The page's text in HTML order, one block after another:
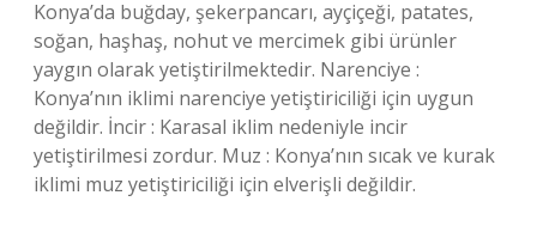
Konya’da buğday, şekerpancarı, ayçiçeği, patates,
soğan, haşhaş, nohut ve mercimek gibi ürünler
yaygın olarak yetiştirilmektedir. Narenciye :
Konya’nın iklimi narenciye yetiştiriciliği için uygun
değildir. İncir : Karasal iklim nedeniyle incir
yetiştirilmesi zordur. Muz : Konya’nın sıcak ve kurak
iklimi muz yetiştiriciliği için elverişli değildir.